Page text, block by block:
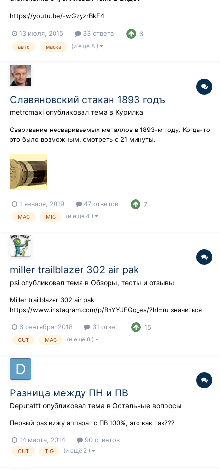
https://youtu.be/-wGzyzrBkF4
13 июля, 2015 33 ответа 6
авто маска (и ещё 8 )
Славяновский стакан 1893 годъ
metromaxi опубликовал тема в Курилка
Сваривание несвариваемых металлов в 1893-м году. Когда-то
это было возможным. смотреть с 21 минуты.
1 января, 2019 47 ответов 7
MAG MIG (и ещё 4 )
miller trailblazer 302 air pak
psi опубликовал тема в Обзоры, тесты и отзывы
Miller trailblazer 302 air pak
https://www.instagram.com/p/BnYYJEGg_es/?hl=ru значиться
американски: вес 350 (без топлива) гена на 10 кВа (чистые
или 12 пиковые) компрессор винтовой сварка на 300 ампер
6 сентября, 2018 31 ответ 15
CUT MAG (и ещё 8 )
Разница между ПН и ПВ
Deputattt опубликовал тема в Остальные вопросы
Первый раз вижу аппарат с ПВ 100%, это как так???
14 марта, 2014 90 ответов
CUT TIG (и ещё 2 )